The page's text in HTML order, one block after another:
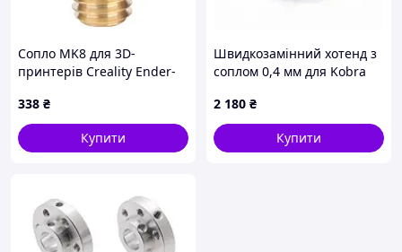
Сопло MK8 для 3D-
принтерів Creality Ender-
Код/Артикул UA3D324-1.0
338 ₴
Купити
Швидкозамінний хотенд з
соплом 0,4 мм для Kobra
2 180 ₴
Купити